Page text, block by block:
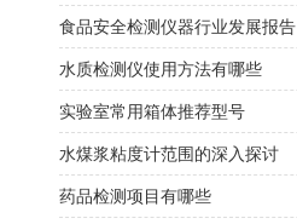
食品安全检测仪器行业发展报告
水质检测仪使用方法有哪些
实验室常用箱体推荐型号
水煤浆粘度计范围的深入探讨
药品检测项目有哪些